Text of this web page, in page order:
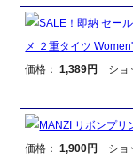
SALE！即納 セー
メ ２重タイツ
価格：1,389円 ショ
MANZI リボンプリ
価格：1,900円 ショ